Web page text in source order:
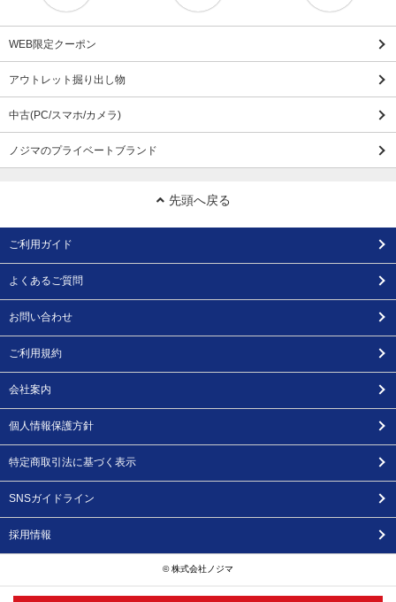
WEB限定クーポン
アウトレット掘り出し物
中古(PC/スマホ/カメラ)
ノジマのプライベートブランド
先頭へ戻る
ご利用ガイド
よくあるご質問
お問い合わせ
ご利用規約
会社案内
個人情報保護方針
特定商取引法に基づく表示
SNSガイドライン
採用情報
© 株式会社ノジマ